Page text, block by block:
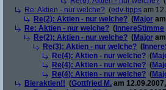
Re: Aktien - nur welche? (edv-tipps am
Re(2): Aktien - nur welche? (Major
Re: Aktien - nur welche? ( InnereStimme
Re(2): Aktien - nur welche? (Major
Re(3): Aktien - nur welche? (
Re(4): Aktien - nur welche? (
Re(4): Aktien - nur welche? (
Re(4): Aktien - nur welche? (
Bieraktien!! (Gottfried M. am